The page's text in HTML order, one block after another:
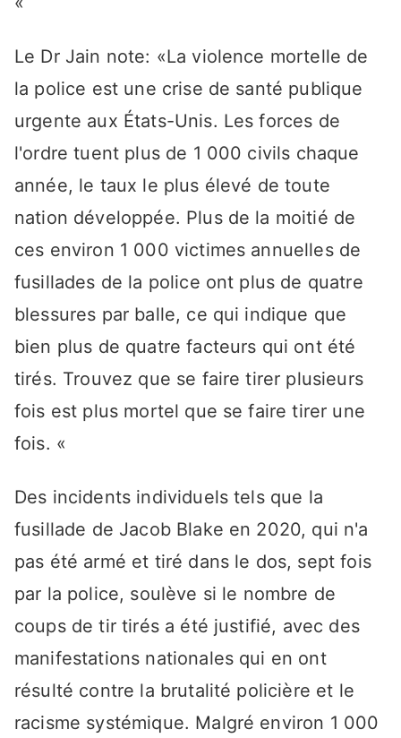
Le Dr Jain note: «La violence mortelle de
la police est une crise de santé publique
urgente aux États-Unis. Les forces de
l'ordre tuent plus de 1 000 civils chaque
année, le taux le plus élevé de toute
nation développée. Plus de la moitié de
ces environ 1 000 victimes annuelles de
fusillades de la police ont plus de quatre
blessures par balle, ce qui indique que
bien plus de quatre facteurs qui ont été
tirés. Trouvez que se faire tirer plusieurs
fois est plus mortel que se faire tirer une
fois. «
Des incidents individuels tels que la
fusillade de Jacob Blake en 2020, qui n'a
pas été armé et tiré dans le dos, sept fois
par la police, soulève si le nombre de
coups de tir tirés a été justifié, avec des
manifestations nationales qui en ont
résulté contre la brutalité policière et le
racisme systémique. Malgré environ 1 000